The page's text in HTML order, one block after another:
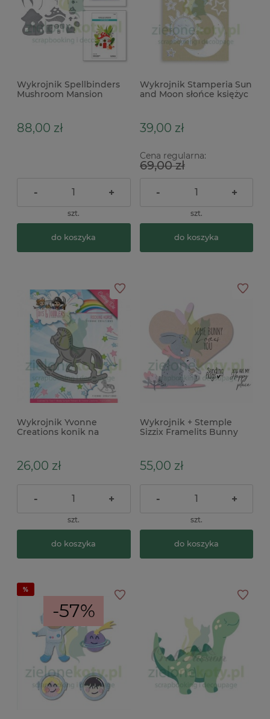
Wykrojnik Spellbinders
Mushroom Mansion
88,00 zł
- +
szt.
do koszyka
Wykrojnik Stamperia Sun
and Moon słońce księżyc
39,00 zł
Cena regularna:
69,00 zł
- +
szt.
do koszyka
Wykrojnik Yvonne
Creations konik na
26,00 zł
- +
szt.
do koszyka
Wykrojnik + Stemple
Sizzix Framelits Bunny
55,00 zł
- +
szt.
do koszyka
-57%